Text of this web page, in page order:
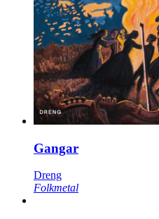
Gangar
Dreng
Folkmetal